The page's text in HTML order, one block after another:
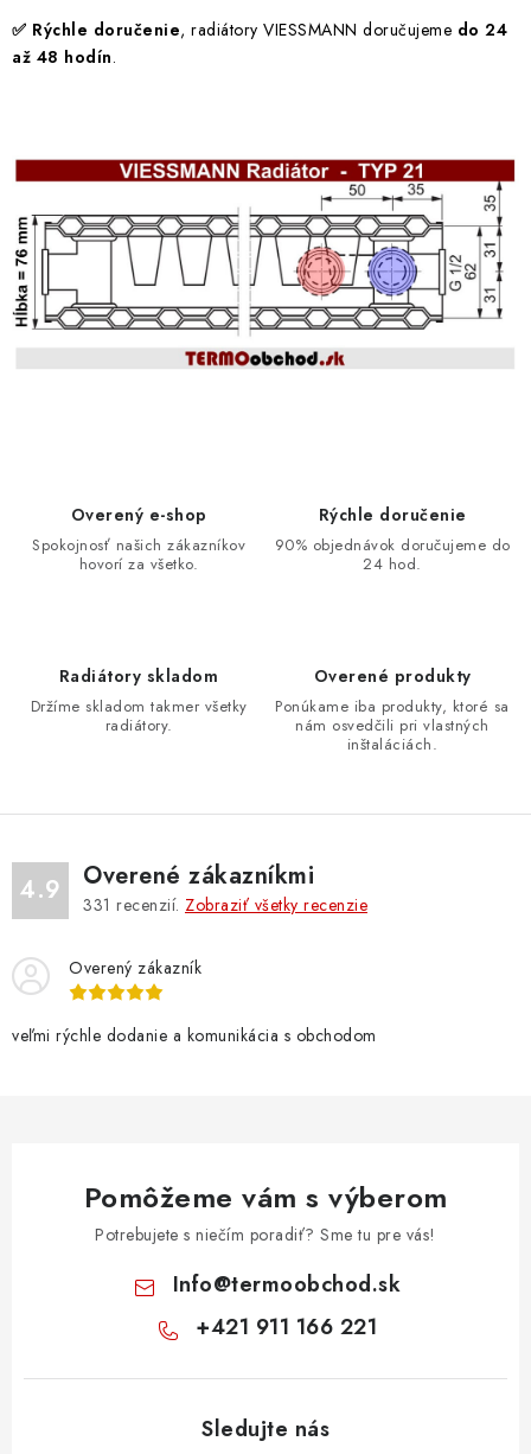
v
ý
s
u
✅ Rýchle doručenie, radiátory VIESSMANN doručujeme do 24
až 48 hodín.
Overený e-shop
Spokojnosť našich zákazníkov
hovorí za všetko.
Rýchle doručenie
90% objednávok doručujeme do
24 hod.
Radiátory skladom
Držíme skladom takmer všetky
radiátory.
Overené produkty
Ponúkame iba produkty, ktoré sa
nám osvedčili pri vlastných
inštaláciách.
4.9 Overené zákazníkmi
331 recenzií. Zobraziť všetky recenzie
Overený zákazník
veľmi rýchle dodanie a komunikácia s obchodom
Pomôžeme vám s výberom
Potrebujete s niečím poradiť? Sme tu pre vás!
Info@termoobchod.sk
+421 911 166 221